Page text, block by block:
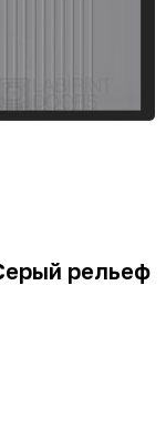
рельеф